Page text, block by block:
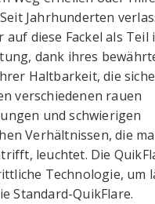
Jahrhunderten
diese Fackel als Teil
dank ihres
Haltbarkeit, die
verschiedenen rauen
und schwierigen
Verhältnissen, die
leuchtet. Die
Technologie, um
Standard-QuikFlare.